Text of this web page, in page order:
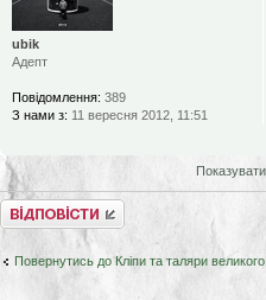
ubik
Адепт
Повідомлення: 389
З нами з: 11 вересня 2012, 11:51
Відповісти
Повернутись до Кліпи та таляри